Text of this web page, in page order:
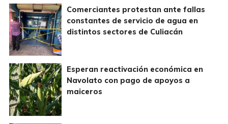
Comerciantes protestan ante fallas
constantes de servicio de agua en
distintos sectores de Culiacán
Esperan reactivación económica en
Navolato con pago de apoyos a
maiceros